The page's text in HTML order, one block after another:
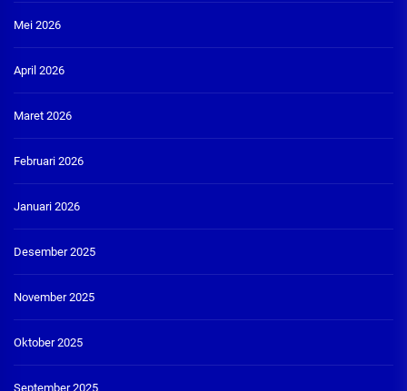
Mei 2026
April 2026
Maret 2026
Februari 2026
Januari 2026
Desember 2025
November 2025
Oktober 2025
September 2025